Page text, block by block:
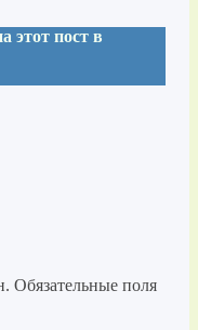
этот пост в
Обязательные поля